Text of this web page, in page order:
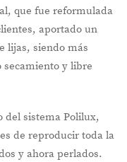
que fue reformulada
aportado un
lijas, siendo más
y libre
del sistema Polilux,
de reproducir toda la
y ahora perlados.